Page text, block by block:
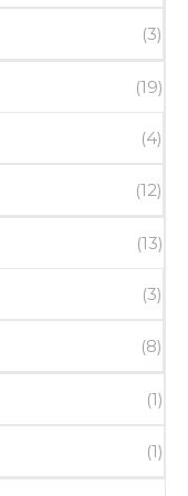
(3)
(19)
(4)
(12)
(13)
(3)
(8)
(1)
(1)